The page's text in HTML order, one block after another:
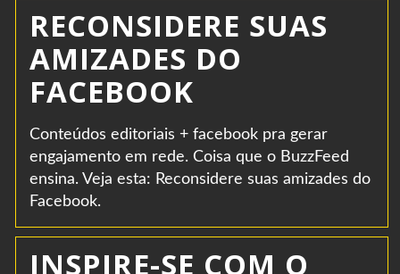
RECONSIDERE SUAS
AMIZADES DO
FACEBOOK
Conteúdos editoriais + facebook pra gerar
engajamento em rede. Coisa que o BuzzFeed
ensina. Veja esta: Reconsidere suas amizades do
Facebook.
INSPIRE-SE COM O